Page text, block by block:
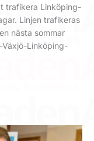
trafikera Linköping-
Linjen trafikeras
nästa sommar
Växjö-Linköping-